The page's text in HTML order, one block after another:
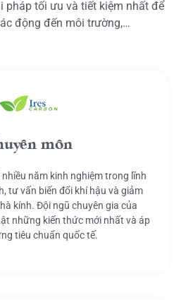
pháp tối ưu và tiết kiệm nhất để
động đến môi trường,…
môn
năm kinh nghiệm trong lĩnh
tư vấn biến đổi khí hậu và giảm
kính. Đội ngũ chuyên gia của
những kiến thức mới nhất và áp
tiêu chuẩn quốc tế.